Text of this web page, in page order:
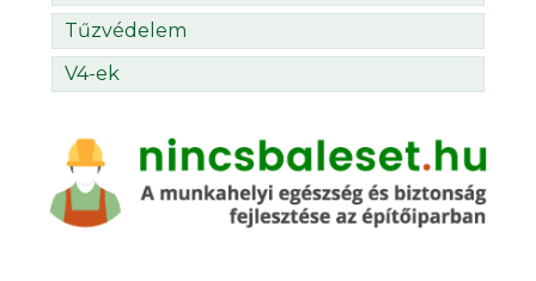
Tűzvédelem
V4-ek